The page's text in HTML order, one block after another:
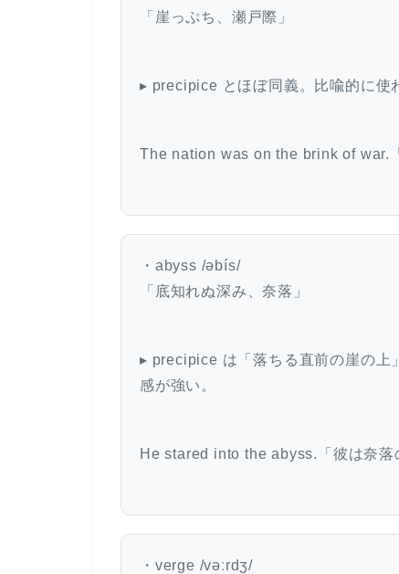
「崖っぷち、瀬戸際」
▸ precipice とほぼ同義。比喩的に使
The nation was on the brink of war.
・abyss /əbís/
「底知れぬ深み、奈落」
▸ precipice は「落ちる直前の崖の上
感が強い。
He stared into the abyss.「彼は奈落
・verge /vəːrdʒ/